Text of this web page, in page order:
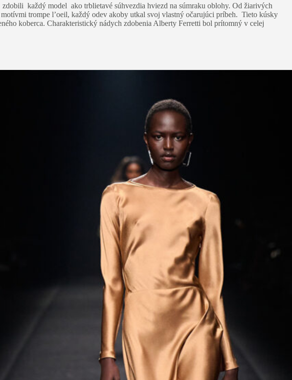
každý model ako trblietavé súhvezdia hviezd na súmraku oblohy. Od žiarivých
trompe l’oeil, každý odev akoby utkal svoj vlastný očarujúci príbeh. Tieto kúsky
koberca. Charakteristický nádych zdobenia Alberty Ferretti bol prítomný v celej